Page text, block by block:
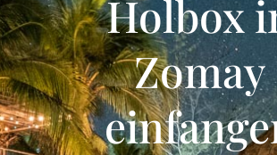
Holbox
Zomay